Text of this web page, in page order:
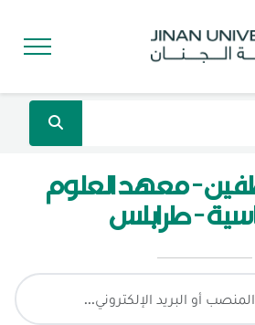
- معهد العلوم
- طرابلس